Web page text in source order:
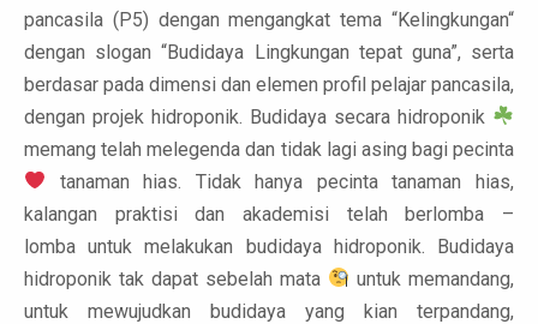
pancasila (P5) dengan mengangkat tema “Kelingkungan“
dengan slogan “Budidaya Lingkungan tepat guna”, serta
berdasar pada dimensi dan elemen profil pelajar pancasila,
dengan projek hidroponik. Budidaya secara hidroponik
memang telah melegenda dan tidak lagi asing bagi pecinta
tanaman hias. Tidak hanya pecinta tanaman hias,
kalangan praktisi dan akademisi telah berlomba –
lomba untuk melakukan budidaya hidroponik. Budidaya
hidroponik tak dapat sebelah mata
untuk memandang,
untuk mewujudkan budidaya yang kian terpandang,